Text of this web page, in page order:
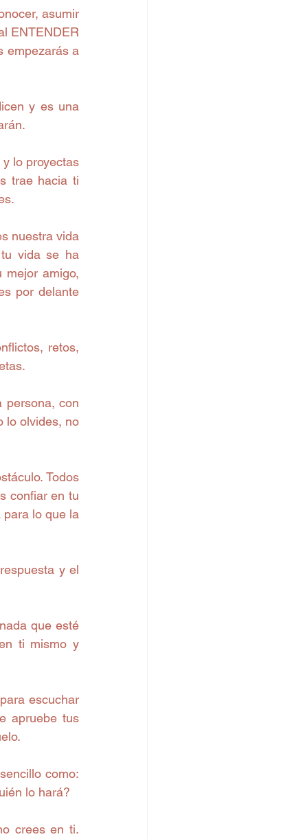
asumir
ENTENDER
empezarás a
y es una
lo proyectas
trae hacia ti
nuestra vida
tu vida se ha
amigo,
por delante
retos,
persona, con
lo olvides, no
Todos
confiar en tu
para lo que la
y el
que esté
ti mismo y
escuchar
apruebe tus
como:
lo hará?
crees en ti.